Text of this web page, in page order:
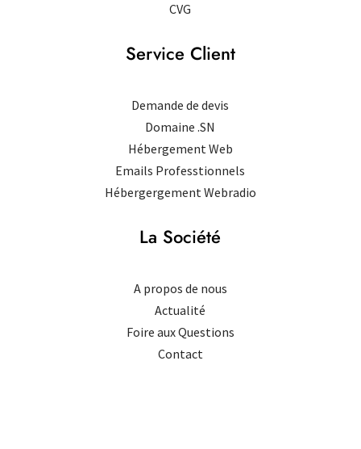
CVG
Service Client
Demande de devis
Domaine .SN
Hébergement Web
Emails Professtionnels
Hébergergement Webradio
La Société
A propos de nous
Actualité
Foire aux Questions
Contact